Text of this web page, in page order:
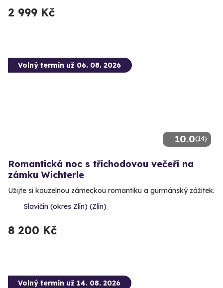
2 999 Kč
10.0(14)
Volný termín už 06. 08. 2026
Romantická noc s tříchodovou večeří na
zámku Wichterle
Užijte si kouzelnou zámeckou romantiku a gurmánský zážitek.
Slavičín (okres Zlín) (Zlín)
8 200 Kč
Volný termín už 14. 08. 2026